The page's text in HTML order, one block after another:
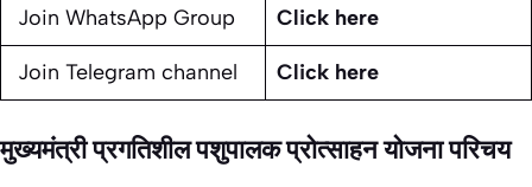
Join WhatsApp Group Click here
Join Telegram channel Click here
मुख्यमंत्री प्रगतिशील पशुपालक प्रोत्साहन योजना परिचय